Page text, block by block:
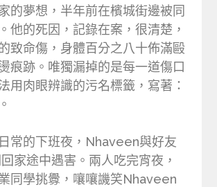
的夢想，半年前在檳城街邊被同
他的死因，記錄在案，很清楚，
致命傷，身體百分之八十佈滿毆
痕跡。唯獨漏掉的是每一道傷口
用肉眼辨識的污名標籤，寫著：
常的下班夜，Nhaveen與好友
家途中遇害。兩人吃完宵夜，
同學挑釁，嚷嚷譏笑Nhaveen